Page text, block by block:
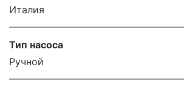
Италия
Тип насоса
Ручной